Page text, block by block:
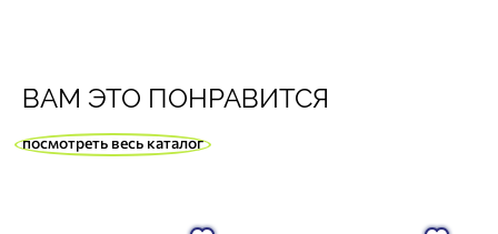
ВАМ ЭТО ПОНРАВИТСЯ
посмотреть весь каталог